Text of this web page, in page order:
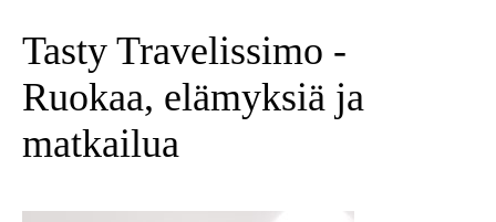
Tasty Travelissimo -
Ruokaa, elämyksiä ja
matkailua